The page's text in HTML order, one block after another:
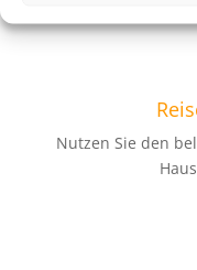
Nutzen Sie den